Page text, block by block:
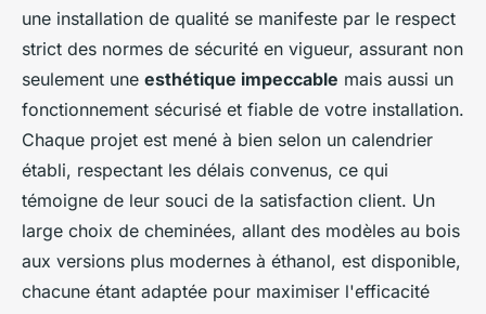
une installation de qualité se manifeste par le respect
strict des normes de sécurité en vigueur, assurant non
seulement une esthétique impeccable mais aussi un
fonctionnement sécurisé et fiable de votre installation.
Chaque projet est mené à bien selon un calendrier
établi, respectant les délais convenus, ce qui
témoigne de leur souci de la satisfaction client. Un
large choix de cheminées, allant des modèles au bois
aux versions plus modernes à éthanol, est disponible,
chacune étant adaptée pour maximiser l'efficacité